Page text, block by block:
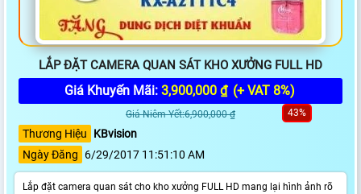
LẮP ĐẶT CAMERA QUAN SÁT KHO XƯỞNG FULL HD
Giá Khuyến Mãi: 3,900,000 ₫ (+ VAT 8%)
Giá Niêm Yết:6,900,000 ₫ 43%
Thương Hiệu
KBvision
Ngày Đăng
6/29/2017 11:51:10 AM
Lắp đặt camera quan sát cho kho xưởng FULL HD mang lại hình ảnh rõ